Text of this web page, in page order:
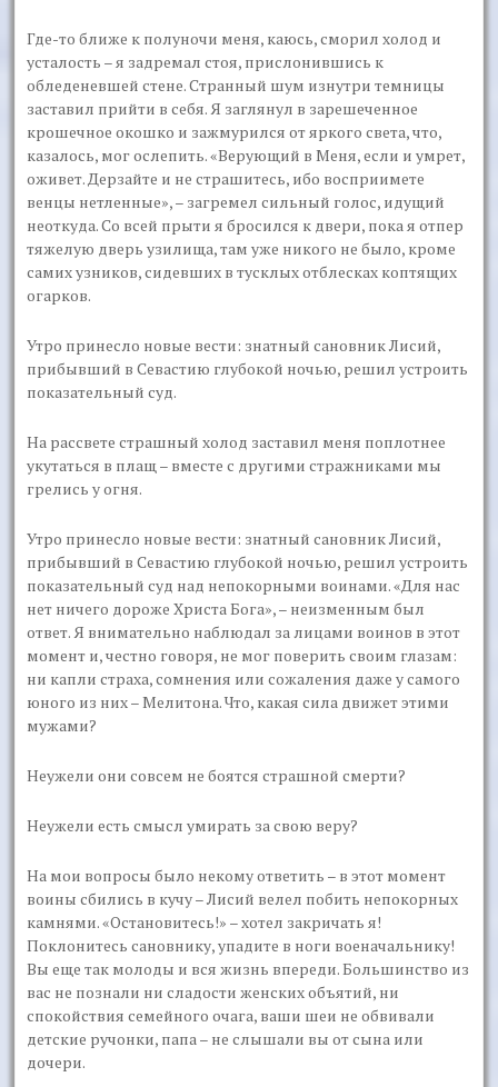
Где-то ближе к полуночи меня, каюсь, сморил холод и
усталость – я задремал стоя, прислонившись к
обледеневшей стене. Странный шум изнутри темницы
заставил прийти в себя. Я заглянул в зарешеченное
крошечное окошко и зажмурился от яркого света, что,
казалось, мог ослепить. «Верующий в Меня, если и умрет,
оживет. Дерзайте и не страшитесь, ибо восприимете
венцы нетленные», – загремел сильный голос, идущий
неоткуда. Со всей прыти я бросился к двери, пока я отпер
тяжелую дверь узилища, там уже никого не было, кроме
самих узников, сидевших в тусклых отблесках коптящих
огарков.
Утро принесло новые вести: знатный сановник Лисий,
прибывший в Севастию глубокой ночью, решил устроить
показательный суд.
На рассвете страшный холод заставил меня поплотнее
укутаться в плащ – вместе с другими стражниками мы
грелись у огня.
Утро принесло новые вести: знатный сановник Лисий,
прибывший в Севастию глубокой ночью, решил устроить
показательный суд над непокорными воинами. «Для нас
нет ничего дороже Христа Бога», – неизменным был
ответ. Я внимательно наблюдал за лицами воинов в этот
момент и, честно говоря, не мог поверить своим глазам:
ни капли страха, сомнения или сожаления даже у самого
юного из них – Мелитона. Что, какая сила движет этими
мужами?
Неужели они совсем не боятся страшной смерти?
Неужели есть смысл умирать за свою веру?
На мои вопросы было некому ответить – в этот момент
воины сбились в кучу – Лисий велел побить непокорных
камнями. «Остановитесь!» – хотел закричать я!
Поклонитесь сановнику, упадите в ноги военачальнику!
Вы еще так молоды и вся жизнь впереди. Большинство из
вас не познали ни сладости женских объятий, ни
спокойствия семейного очага, ваши шеи не обвивали
детские ручонки, папа – не слышали вы от сына или
дочери.